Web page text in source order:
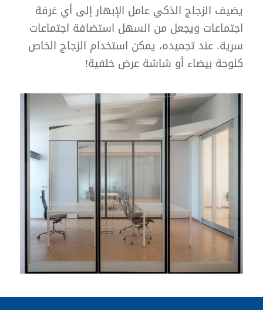
يضيف الزجاج الذكي عامل الإبهار إلى أي غرفة
اجتماعات ويجعل من السهل استضافة اجتماعات
سرية. عند تجميده، يمكن استخدام الزجاج الخاص
كلوحة بيضاء أو شاشة عرض خلفية!